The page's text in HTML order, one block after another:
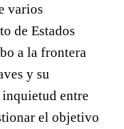
varios
de Estados
a la frontera
y su
entre
el objetivo